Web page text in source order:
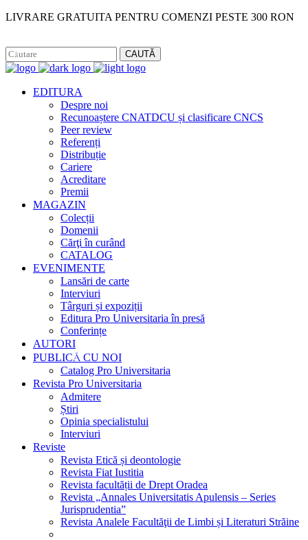
LIVRARE GRATUITA PENTRU COMENZI PESTE 300 RON
CAUTĂ
EDITURA
Despre noi
Recunoaștere CNATDCU și clasificare CNCS
Peer review
Referenți
Distribuție
Cariere
Acreditare
Premii
MAGAZIN
Colecții
Domenii
Cărţi în curând
CATALOG
EVENIMENTE
Lansări de carte
Interviuri
Târguri și expoziții
Editura Pro Universitaria în presă
Conferințe
AUTORI
PUBLICĂ CU NOI
Catalog Pro Universitaria
Revista Pro Universitaria
Admitere
Știri
Opinia specialistului
Interviuri
Reviste
Revista Etică și deontologie
Revista Fiat Iustitia
Revista facultății de Drept Oradea
Revista „Annales Universitatis Apulensis – Series
Jurisprudentia”
Revista Analele Facultăţii de Limbi și Literaturi Străine